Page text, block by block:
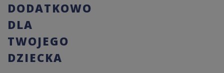
DODATKOWO
DLA
TWOJEGO
DZIECKA